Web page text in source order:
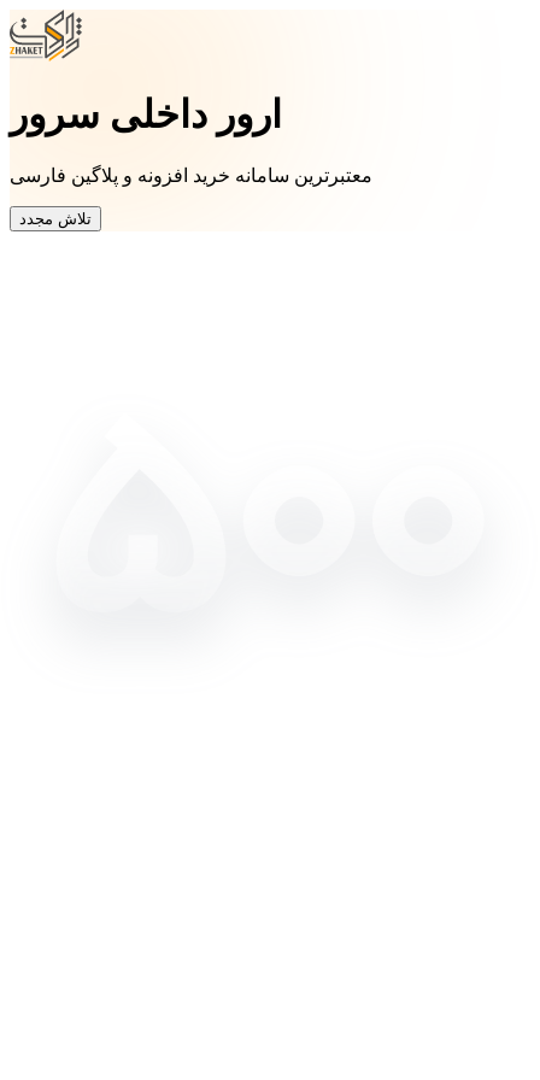
ارور داخلی سرور
معتبرترین سامانه خرید افزونه و پلاگین فارسی
تلاش مجدد